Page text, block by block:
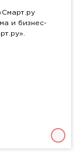
и бизнес-